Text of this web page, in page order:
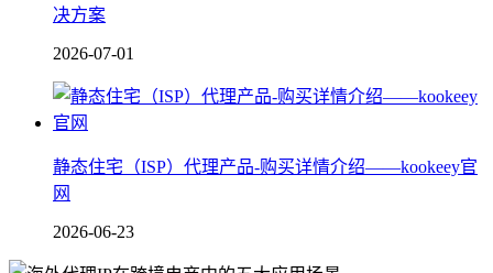
决方案
2026-07-01
静态住宅（ISP）代理产品-购买详情介绍——kookeey官
网
2026-06-23